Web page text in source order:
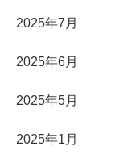
2025年7月
2025年6月
2025年5月
2025年1月